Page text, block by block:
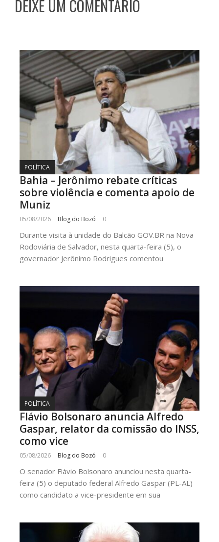
DEIXE UM COMENTÁRIO
POLÍTICA
Bahia – Jerônimo rebate críticas
sobre violência e comenta apoio de
Muniz
05/08/2026 Blog do Bozó 0
Durante visita à unidade do Balcão GOV.BR na Nova
Rodoviária de Salvador, nesta quarta-feira (5), o
governador Jerônimo Rodrigues comentou
POLÍTICA
Flávio Bolsonaro anuncia Alfredo
Gaspar, relator da comissão do INSS,
como vice
05/08/2026 Blog do Bozó 0
O senador Flávio Bolsonaro anunciou nesta quarta-
feira (5) o deputado federal Alfredo Gaspar (PL-AL)
como candidato a vice-presidente em sua